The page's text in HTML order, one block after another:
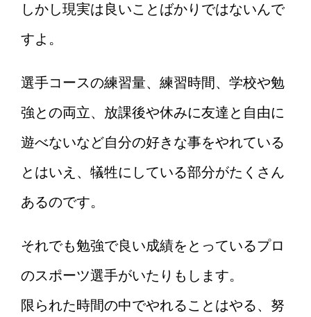
しかし現実は良いことばかりではないんで
すよ。
選手コースの練習量、練習時間、学校や勉
強との両立、放課後や休みに友達と自由に
遊べないなど自分の好きな事をやれている
とはいえ、犠牲にしている部分がたくさん
あるのです。
それでも勉強で良い成績をとっているプロ
のスポーツ選手がいたりもします。
限られた時間の中でやれることはやる、努